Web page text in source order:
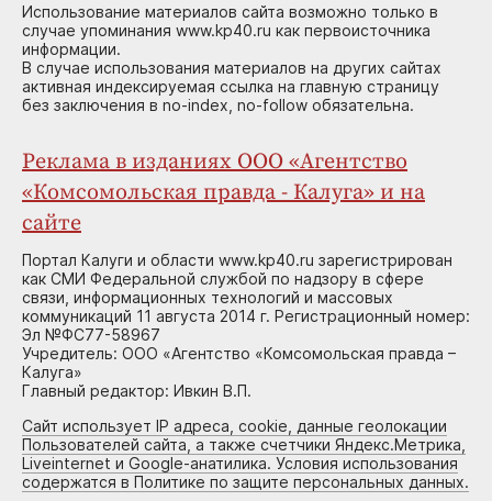
Использование материалов сайта возможно только в
случае упоминания www.kp40.ru как первоисточника
информации.
В случае использования материалов на других сайтах
активная индексируемая ссылка на главную страницу
без заключения в no-index, no-follow обязательна.
Реклама в изданиях ООО «Агентство
«Комсомольская правда - Калуга» и на
сайте
Портал Калуги и области www.kp40.ru зарегистрирован
как СМИ Федеральной службой по надзору в сфере
связи, информационных технологий и массовых
коммуникаций 11 августа 2014 г. Регистрационный номер:
Эл №ФС77-58967
Учредитель: ООО «Агентство «Комсомольская правда –
Калуга»
Главный редактор: Ивкин В.П.
Сайт использует IP адреса, cookie, данные геолокации
Пользователей сайта, а также счетчики Яндекс.Метрика,
Liveinternet и Google-анатилика. Условия использования
содержатся в Политике по защите персональных данных.